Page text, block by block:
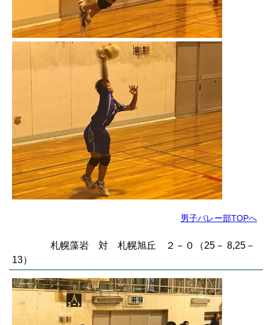
男子バレー部TOPへ
札幌藻岩 対 札幌旭丘 ２－０（25－ 8,25－
13）